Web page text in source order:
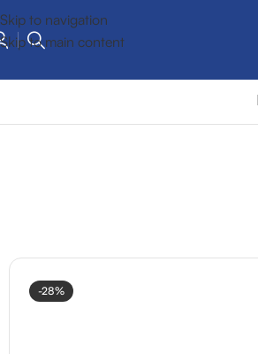
Skip to navigation
Skip to main content
-28%